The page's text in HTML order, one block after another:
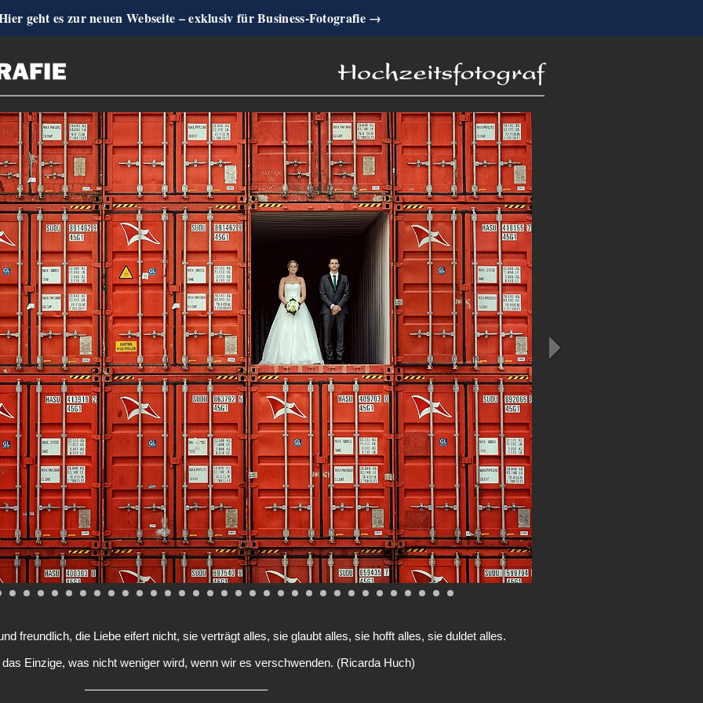
geht es zur neuen Webseite – exklusiv für Business-Fotografie →
freundlich, die Liebe eifert nicht, sie verträgt alles, sie glaubt alles, sie hofft alles, sie duldet alles.
Einzige, was nicht weniger wird, wenn wir es verschwenden. (Ricarda Huch)
———————————————–